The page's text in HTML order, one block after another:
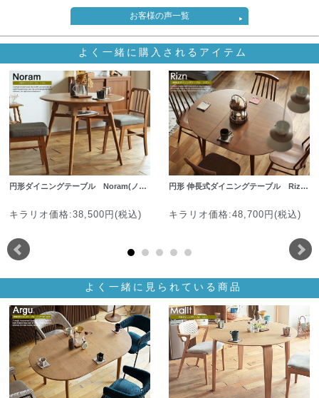
お客様の声一覧
よく一緒に購入されるアイテム
円形ダイニングテーブル Noram(ノ…
キラリオ価格:38,500円(税込)
円形 伸長式ダイニングテーブル Riz…
キラリオ価格:48,700円(税込)
よく一緒に見られている商品